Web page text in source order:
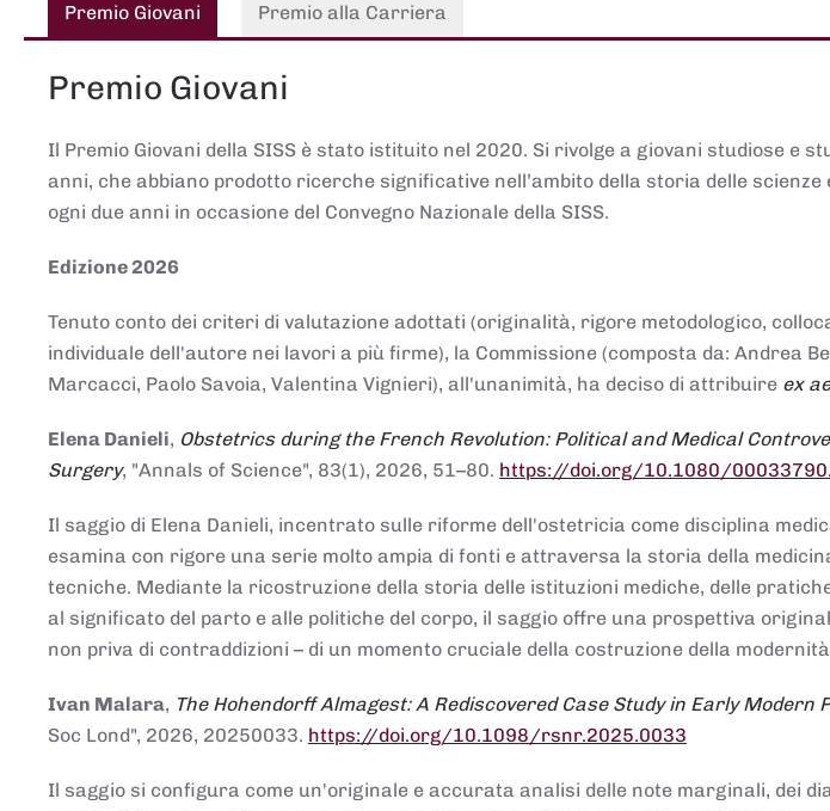
Premio Giovani Premio alla Carriera
Premio Giovani
Il Premio Giovani della SISS è stato istituito nel 2020. Si rivolge a giovani studiose e
anni, che abbiano prodotto ricerche significative nell’ambito della storia delle scienze
ogni due anni in occasione del Convegno Nazionale della SISS.
Edizione 2026
Tenuto conto dei criteri di valutazione adottati (originalità, rigore metodologico,
individuale dell'autore nei lavori a più firme), la Commissione (composta da: Andrea
Marcacci, Paolo Savoia, Valentina Vignieri), all'unanimità, ha deciso di attribuire ex
Elena Danieli, Obstetrics during the French Revolution: Political and Medical
Surgery, "Annals of Science", 83(1), 2026, 51–80. https://doi.org/10.1080/
Il saggio di Elena Danieli, incentrato sulle riforme dell'ostetricia come disciplina
esamina con rigore una serie molto ampia di fonti e attraversa la storia della
tecniche. Mediante la ricostruzione della storia delle istituzioni mediche, delle
al significato del parto e alle politiche del corpo, il saggio offre una prospettiva
non priva di contraddizioni – di un momento cruciale della costruzione della
Ivan Malara, The Hohendorff Almagest: A Rediscovered Case Study in Early Modern
Soc Lond", 2026, 20250033. https://doi.org/10.1098/rsnr.2025.0033
Il saggio si configura come un'originale e accurata analisi delle note marginali, dei